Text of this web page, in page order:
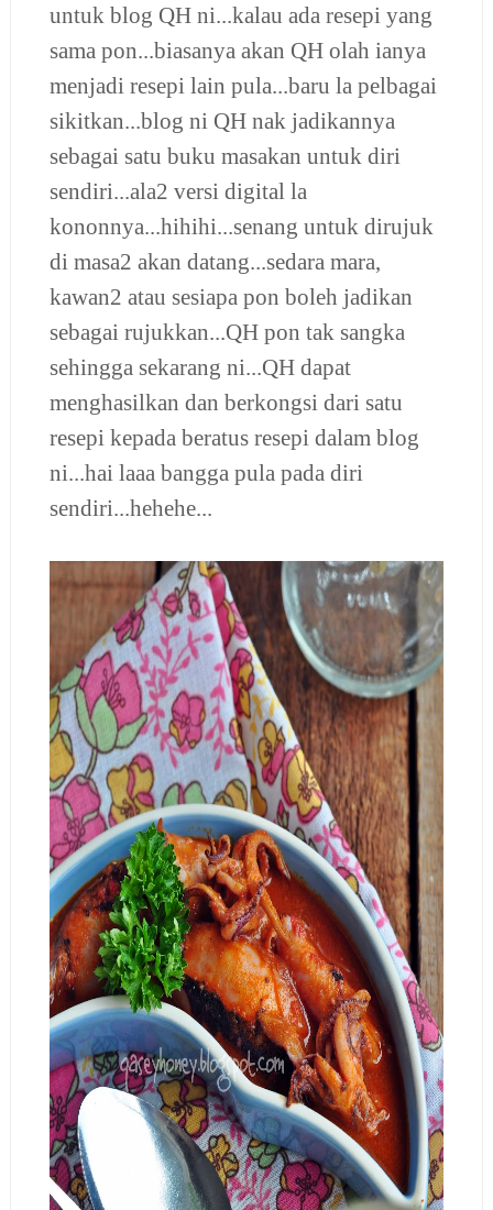
untuk blog QH ni...kalau ada resepi yang
sama pon...biasanya akan QH olah ianya
menjadi resepi lain pula...baru la pelbagai
sikitkan...blog ni QH nak jadikannya
sebagai satu buku masakan untuk diri
sendiri...ala2 versi digital la
kononnya...hihihi...senang untuk dirujuk
di masa2 akan datang...sedara mara,
kawan2 atau sesiapa pon boleh jadikan
sebagai rujukkan...QH pon tak sangka
sehingga sekarang ni...QH dapat
menghasilkan dan berkongsi dari satu
resepi kepada beratus resepi dalam blog
ni...hai laaa bangga pula pada diri
sendiri...hehehe...